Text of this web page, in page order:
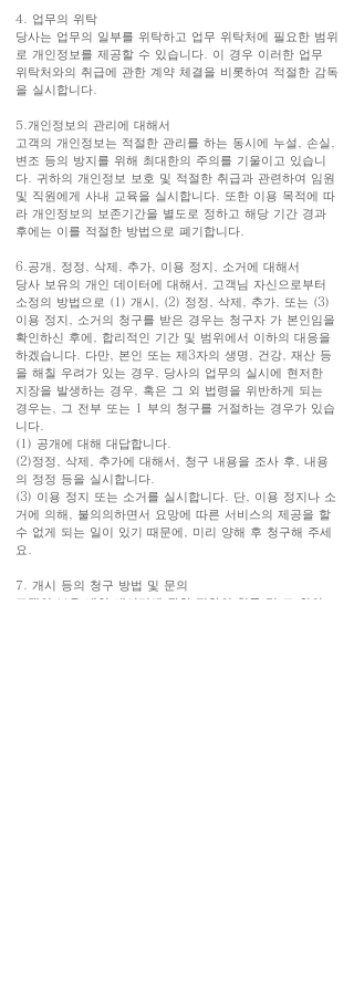
4. 업무의 위탁
당사는 업무의 일부를 위탁하고 업무 위탁처에 필요한 범위
로 개인정보를 제공할 수 있습니다. 이 경우 이러한 업무
위탁처와의 취급에 관한 계약 체결을 비롯하여 적절한 감독
을 실시합니다.
5.개인정보의 관리에 대해서
고객의 개인정보는 적절한 관리를 하는 동시에 누설, 손실,
변조 등의 방지를 위해 최대한의 주의를 기울이고 있습니
다. 귀하의 개인정보 보호 및 적절한 취급과 관련하여 임원
및 직원에게 사내 교육을 실시합니다. 또한 이용 목적에 따
라 개인정보의 보존기간을 별도로 정하고 해당 기간 경과
후에는 이를 적절한 방법으로 폐기합니다.
6.공개, 정정, 삭제, 추가, 이용 정지, 소거에 대해서
당사 보유의 개인 데이터에 대해서, 고객님 자신으로부터
소정의 방법으로 (1) 개시, (2) 정정, 삭제, 추가, 또는 (3)
이용 정지, 소거의 청구를 받은 경우는 청구자 가 본인임을
확인하신 후에, 합리적인 기간 및 범위에서 이하의 대응을
하겠습니다. 다만, 본인 또는 제3자의 생명, 건강, 재산 등
을 해칠 우려가 있는 경우, 당사의 업무의 실시에 현저한
지장을 발생하는 경우, 혹은 그 외 법령을 위반하게 되는
경우는, 그 전부 또는 1 부의 청구를 거절하는 경우가 있습
니다.
(1) 공개에 대해 대답합니다.
(2)정정, 삭제, 추가에 대해서, 청구 내용을 조사 후, 내용
의 정정 등을 실시합니다.
(3) 이용 정지 또는 소거를 실시합니다. 단, 이용 정지나 소
거에 의해, 불의의하면서 요망에 따른 서비스의 제공을 할
수 없게 되는 일이 있기 때문에, 미리 양해 후 청구해 주세
요.
7. 개시 등의 청구 방법 및 문의
고객의 보유 개인 데이터에 관한 전항의 청구 및 그 외의